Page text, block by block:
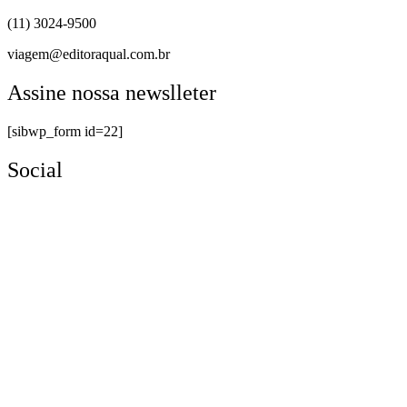
(11) 3024-9500
viagem@editoraqual.com.br
Assine nossa newslleter
[sibwp_form id=22]
Social